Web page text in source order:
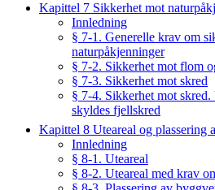
Kapittel 7 Sikkerhet mot
Innledning
§ 7-1. Generelle krav om
naturpåkjenninger
§ 7-2. Sikkerhet mot flom
§ 7-3. Sikkerhet mot skred
§ 7-4. Sikkerhet mot
skyldes fjellskred
Kapittel 8 Uteareal og plassering
Innledning
§ 8-1. Uteareal
§ 8-2. Uteareal med krav